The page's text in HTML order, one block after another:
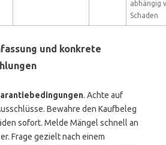
abhängig
Schaden
und konkrete
. Achte auf
Bewahre den Kaufbeleg
sofort. Melde Mängel schnell an
Frage gezielt nach einem